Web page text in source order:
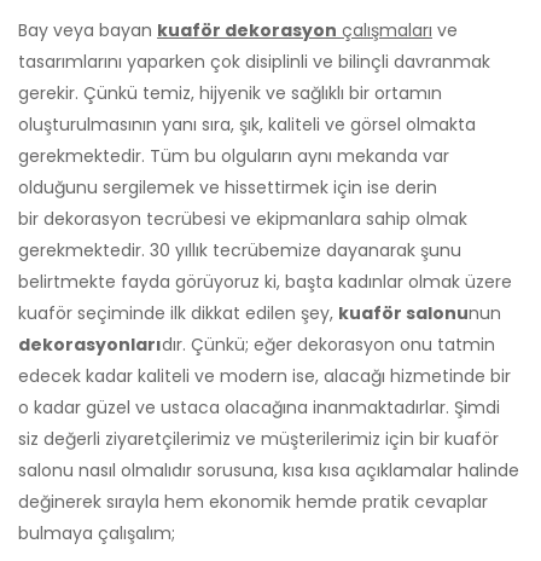
Bay veya bayan kuaför dekorasyon çalışmaları ve
tasarımlarını yaparken çok disiplinli ve bilinçli davranmak
gerekir. Çünkü temiz, hijyenik ve sağlıklı bir ortamın
oluşturulmasının yanı sıra, şık, kaliteli ve görsel olmakta
gerekmektedir. Tüm bu olguların aynı mekanda var
olduğunu sergilemek ve hissettirmek için ise derin
bir dekorasyon tecrübesi ve ekipmanlara sahip olmak
gerekmektedir. 30 yıllık tecrübemize dayanarak şunu
belirtmekte fayda görüyoruz ki, başta kadınlar olmak üzere
kuaför seçiminde ilk dikkat edilen şey, kuaför salonunun
dekorasyonlarıdır. Çünkü; eğer dekorasyon onu tatmin
edecek kadar kaliteli ve modern ise, alacağı hizmetinde bir
o kadar güzel ve ustaca olacağına inanmaktadırlar. Şimdi
siz değerli ziyaretçilerimiz ve müşterilerimiz için bir kuaför
salonu nasıl olmalıdır sorusuna, kısa kısa açıklamalar halinde
değinerek sırayla hem ekonomik hemde pratik cevaplar
bulmaya çalışalım;